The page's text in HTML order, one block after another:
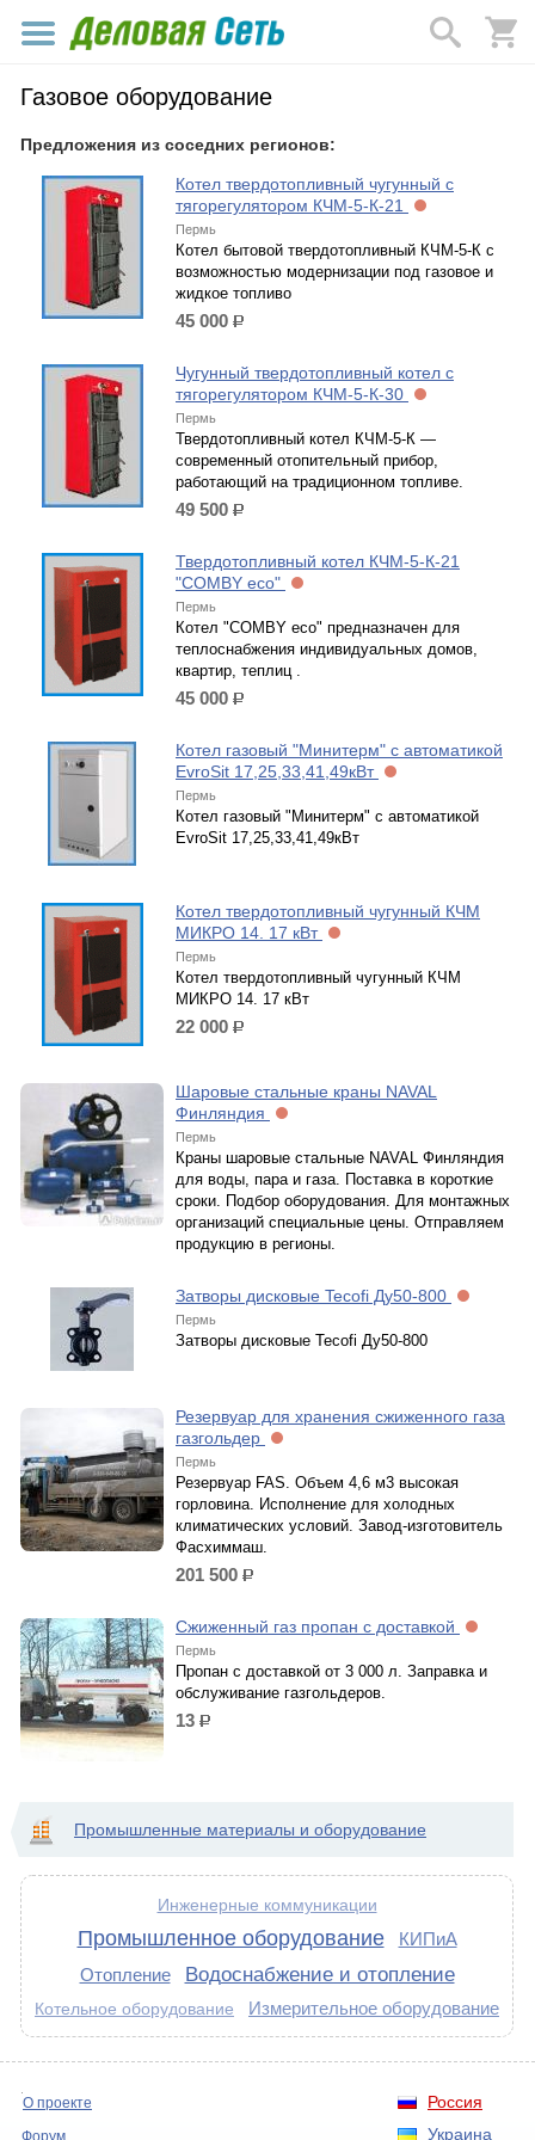
Газовое оборудование
Предложения из соседних регионов:
Котел твердотопливный чугунный с
тягорегулятором КЧМ-5-К-21
Пермь
Котел бытовой твердотопливный КЧМ-5-К с
возможностью модернизации под газовое и
жидкое топливо
45 000 р.
Чугунный твердотопливный котел с
тягорегулятором КЧМ-5-К-30
Пермь
Твердотопливный котел КЧМ-5-К —
современный отопительный прибор,
работающий на традиционном топливе.
49 500 р.
Твердотопливный котел КЧМ-5-К-21
"COMBY eco"
Пермь
Котел "COMBY eco" предназначен для
теплоснабжения индивидуальных домов,
квартир, теплиц .
45 000 р.
Котел газовый "Минитерм" с автоматикой
EvroSit 17,25,33,41,49кВт
Пермь
Котел газовый "Минитерм" с автоматикой
EvroSit 17,25,33,41,49кВт
Котел твердотопливный чугунный КЧМ
МИКРО 14. 17 кВт
Пермь
Котел твердотопливный чугунный КЧМ
МИКРО 14. 17 кВт
22 000 р.
Шаровые стальные краны NAVAL
Финляндия
Пермь
Краны шаровые стальные NAVAL Финляндия
для воды, пара и газа. Поставка в короткие
сроки. Подбор оборудования. Для монтажных
организаций специальные цены. Отправляем
продукцию в регионы.
Затворы дисковые Tecofi Ду50-800
Пермь
Затворы дисковые Tecofi Ду50-800
Резервуар для хранения сжиженного газа
газгольдер
Пермь
Резервуар FAS. Объем 4,6 м3 высокая
горловина. Исполнение для холодных
климатических условий. Завод-изготовитель
Фасхиммаш.
201 500 р.
Сжиженный газ пропан с доставкой
Пермь
Пропан с доставкой от 3 000 л. Заправка и
обслуживание газгольдеров.
13 р.
Промышленные материалы и оборудование
Инженерные коммуникации
Промышленное оборудование
КИПиА
Отопление
Водоснабжение и отопление
Котельное оборудование Измерительное оборудование
Россия
Украина
О проекте
Форум